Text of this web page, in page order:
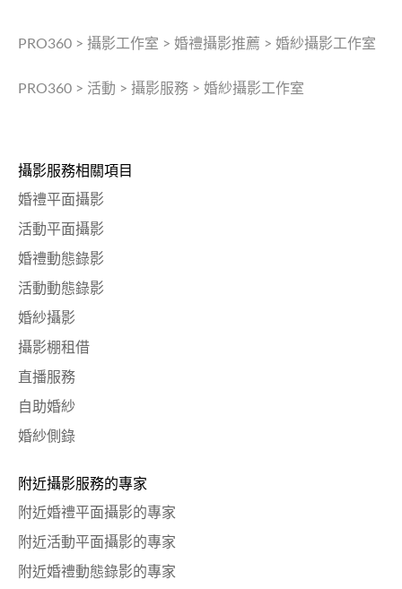
PRO360 > 攝影工作室 > 婚禮攝影推薦 > 婚紗攝影工作室
PRO360 > 活動 > 攝影服務 > 婚紗攝影工作室
攝影服務相關項目
婚禮平面攝影
活動平面攝影
婚禮動態錄影
活動動態錄影
婚紗攝影
攝影棚租借
直播服務
自助婚紗
婚紗側錄
附近攝影服務的專家
附近婚禮平面攝影的專家
附近活動平面攝影的專家
附近婚禮動態錄影的專家